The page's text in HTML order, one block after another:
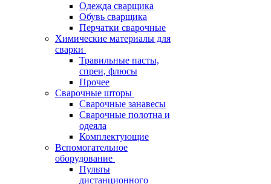
Одежда сварщика
Обувь сварщика
Перчатки сварочные
Химические материалы для
сварки
Травильные пасты,
спреи, флюсы
Прочее
Сварочные шторы
Сварочные занавесы
Сварочные полотна и
одеяла
Комплектующие
Вспомогательное
оборудование
Пульты
дистанционного